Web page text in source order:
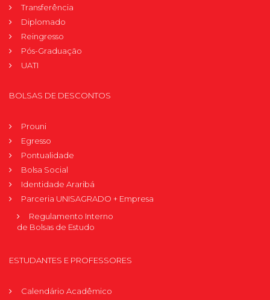
Transferência
Diplomado
Reingresso
Pós-Graduação
UATI
BOLSAS DE DESCONTOS
Prouni
Egresso
Pontualidade
Bolsa Social
Identidade Araribá
Parceria UNISAGRADO + Empresa
Regulamento Interno
de Bolsas de Estudo
ESTUDANTES E PROFESSORES
Calendário Acadêmico